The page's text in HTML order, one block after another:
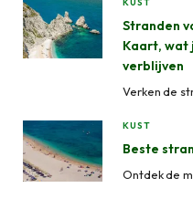
Stranden
Kaart, wat
verblijven
KUST
Beste